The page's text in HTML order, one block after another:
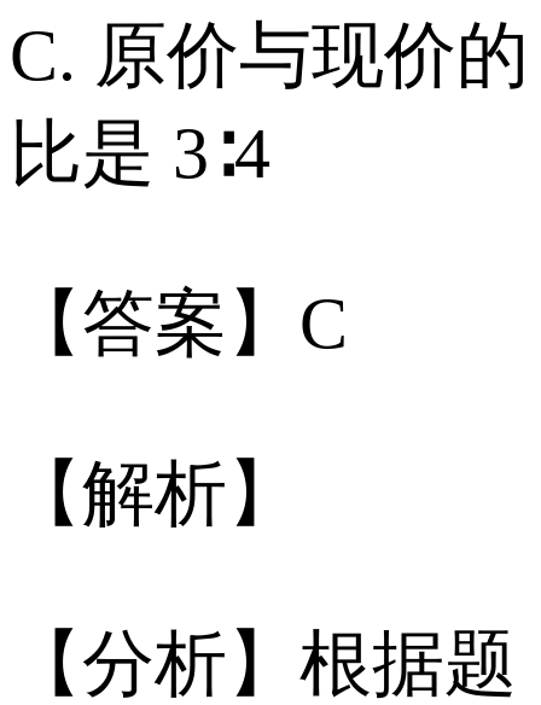
C. 原价与现价的
比是 3∶4
【答案】C
【解析】
【分析】根据题